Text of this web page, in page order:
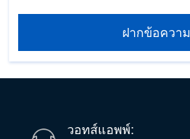
ฝากข้อความ
วอทส์แอพพ์: